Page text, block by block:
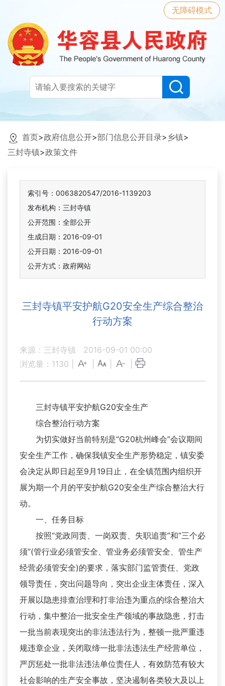
无障碍模式
首页>政府信息公开>部门信息公开目录> 乡镇>
三封寺镇>政策文件
索引号：0063820547/2016-1139203
发布机构：三封寺镇
公开范围：全部公开
生成日期：2016-09-01
公开日期：2016-09-01
公开方式：政府网站
三封寺镇平安护航G20安全生产综合整治
行动方案
来源：三封寺镇
2016-09-01 00:00
浏览量： 1130
三封寺镇平安护航G20安全生产
综合整治行动方案
为切实做好当前特别是“G20杭州峰会”会议期间
安全生产工作，确保我镇安全生产形势稳定，镇安委
会决定从即日起至9月19日止，在全镇范围内组织开
展为期一个月的平安护航G20安全生产综合整治大行
动。
一、任务目标
按照“党政同责、一岗双责、失职追责”和“三个必
须”(管行业必须管安全、管业务必须管安全、管生产
经营必须管安全)的要求，落实部门监管责任、党政
领导责任，突出问题导向，突出企业主体责任，深入
开展以隐患排查治理和打非治违为重点的综合整治大
行动，集中整治一批安全生产领域的事故隐患，打击
一批当前表现突出的非法违法行为，整顿一批严重违
规违章企业，关闭取缔一批非法违法生产经营单位，
严厉惩处一批非法违法单位责任人，有效防范有较大
社会影响的生产安全事故，坚决遏制各类较大及以上